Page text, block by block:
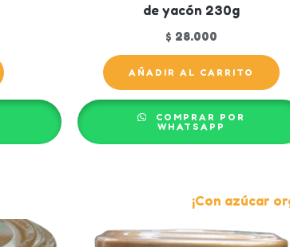
de yacón 230g
$ 28.000
AÑADIR AL CARRITO
COMPRAR POR
WHATSAPP
¡Con azúcar